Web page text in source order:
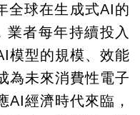
全球在生成式AI的
者每年持續投入
模型的規模、效能
為未來消費性電子
AI經濟時代來臨，